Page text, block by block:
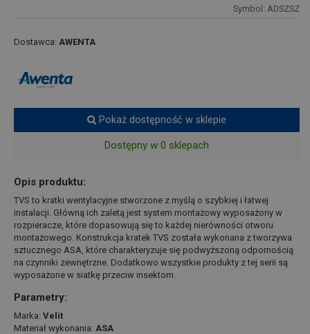
Symbol: ADSZSZ
Dostawca: AWENTA
Pokaż dostępność w sklepie
Dostępny w 0 sklepach
Opis produktu:
TVS to kratki wentylacyjne stworzone z myślą o szybkiej i łatwej
instalacji. Główną ich zaletą jest system montażowy wyposażony w
rozpieracze, które dopasowują się to każdej nierówności otworu
montażowego. Konstrukcja kratek TVS została wykonana z tworzywa
sztucznego ASA, które charakteryzuje się podwyższoną odpornością
na czynniki zewnętrzne. Dodatkowo wszystkie produkty z tej serii są
wyposażone w siatkę przeciw insektom.
Parametry:
Marka: Velit
Materiał wykonania: ASA